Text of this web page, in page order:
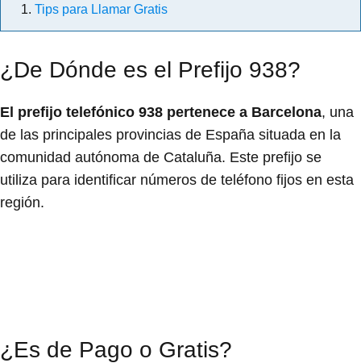
Tips para Llamar Gratis
¿De Dónde es el Prefijo 938?
El prefijo telefónico 938 pertenece a Barcelona, una
de las principales provincias de España situada en la
comunidad autónoma de Cataluña. Este prefijo se
utiliza para identificar números de teléfono fijos en esta
región.
¿Es de Pago o Gratis?